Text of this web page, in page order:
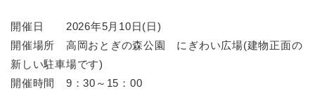
開催日 2026年5月10日(日)
開催場所 高岡おとぎの森公園 にぎわい広場(建物正面の
新しい駐車場です)
開催時間 9：30～15：00